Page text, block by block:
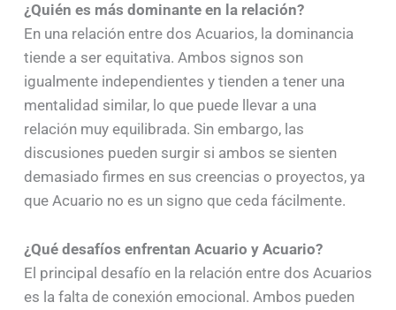
¿Quién es más dominante en la relación?
En una relación entre dos Acuarios, la dominancia
tiende a ser equitativa. Ambos signos son
igualmente independientes y tienden a tener una
mentalidad similar, lo que puede llevar a una
relación muy equilibrada. Sin embargo, las
discusiones pueden surgir si ambos se sienten
demasiado firmes en sus creencias o proyectos, ya
que Acuario no es un signo que ceda fácilmente.
¿Qué desafíos enfrentan Acuario y Acuario?
El principal desafío en la relación entre dos Acuarios
es la falta de conexión emocional. Ambos pueden